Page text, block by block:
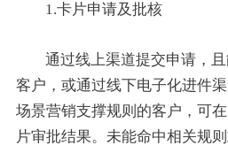
1.卡片申请及批核
通过线上渠道提交申请，
客户，或通过线下电子化进件
场景营销支撑规则的客户，可
片审批结果。未能命中相关规